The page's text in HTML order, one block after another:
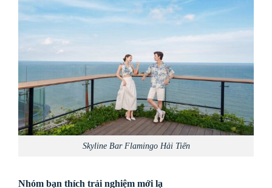
Skyline Bar Flamingo Hải Tiến
Nhóm bạn thích trải nghiệm mới lạ